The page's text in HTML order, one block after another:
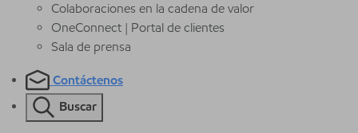
Colaboraciones en la cadena de valor
OneConnect | Portal de clientes
Sala de prensa
Contáctenos
Buscar